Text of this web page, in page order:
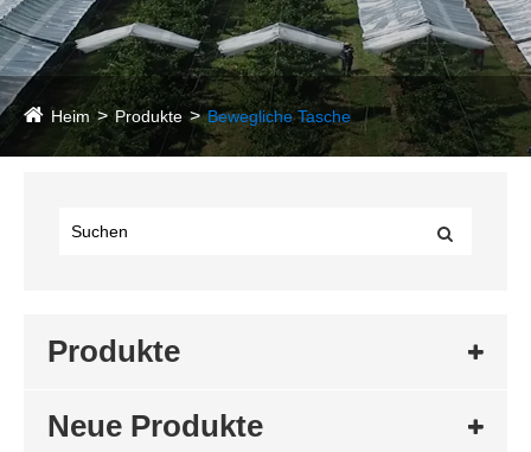
Heim Produkte Bewegliche Tasche
Produkte
Neue Produkte